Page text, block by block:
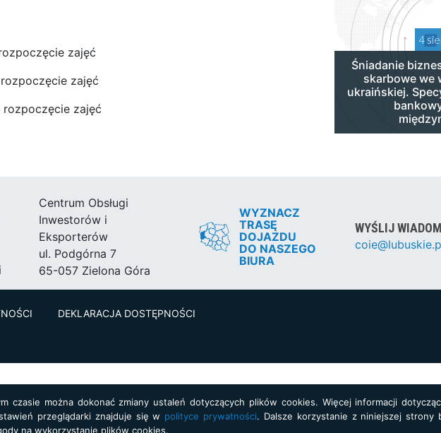
zajęć
zajęć
rozpoczęcie zajęć
4
Śniadanie
skarbowe we
ukraińskiej.
Centrum Obsługi
Inwestorów i
Eksporterów
ul. Podgórna 7
65-057 Zielona Góra
WYZNACZ
TRASĘ
DOJAZDU
DO NASZEGO
BIURA
WYŚLIJ
DEKLARACJA DOSTĘPNOŚCI
czasie można dokonać zmiany ustaleń dotyczących plików cookies. Więcej informacji
przeglądarki znajduje się w polityce prywatności. Dalsze korzystanie z niniejszej strony
na wykorzystanie plików cookies.